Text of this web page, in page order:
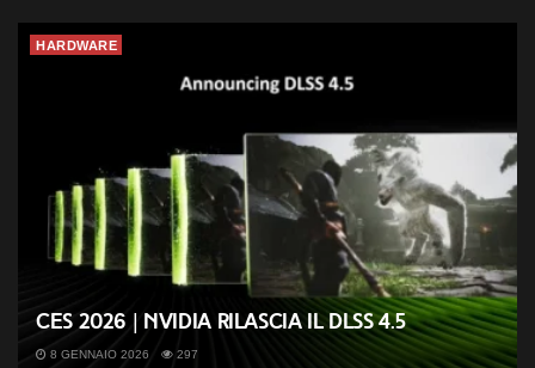
HARDWARE
CES 2026 | Nvidia rilascia il DLSS 4.5
8 GENNAIO 2026 297